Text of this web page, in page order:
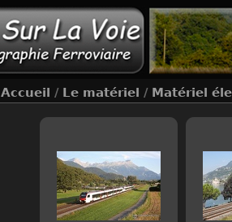
Accueil / Le matériel / Matériel